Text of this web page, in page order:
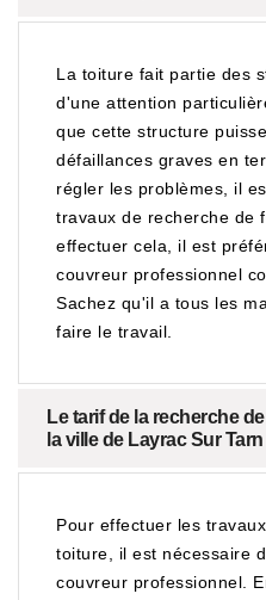
La toiture fait partie des
d'une attention
que cette structure
défaillances graves en
régler les problèmes, il
travaux de recherche de
effectuer cela, il est
couvreur professionnel
Sachez qu'il a tous les
faire le travail.
Le tarif de la recherche
la ville de Layrac Sur Tarn
Pour effectuer les
toiture, il est nécessaire
couvreur professionnel.